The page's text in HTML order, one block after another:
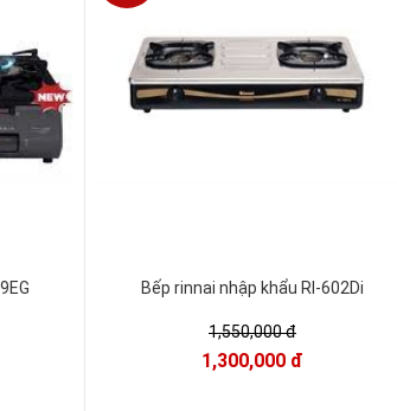
Bếp rinnai nhập khẩu RI-602Di
1,550,000 đ
1,300,000 đ